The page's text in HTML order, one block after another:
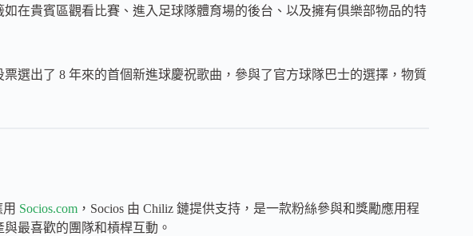
在貴賓區觀看比賽、進入足球隊體育場的後台、以及擁有俱樂部物品的特
選出了 8 年來的首個新進球慶祝歌曲，參與了官方球隊巴士的選擇，物質
Socios.com ，Socios 由 Chiliz 鏈提供支持，是一款粉絲參與和獎勵應用程
最喜歡的團隊和槓桿互動。